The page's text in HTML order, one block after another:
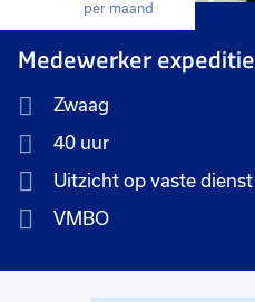
per maand
Medewerker expeditie
Zwaag
40 uur
Uitzicht op vaste dienst
VMBO